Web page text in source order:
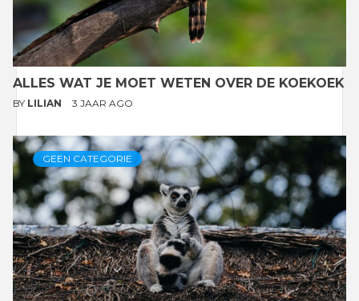
ALLES WAT JE MOET WETEN OVER DE KOEKOEK
BY LILIAN 3 JAAR AGO
GEEN CATEGORIE